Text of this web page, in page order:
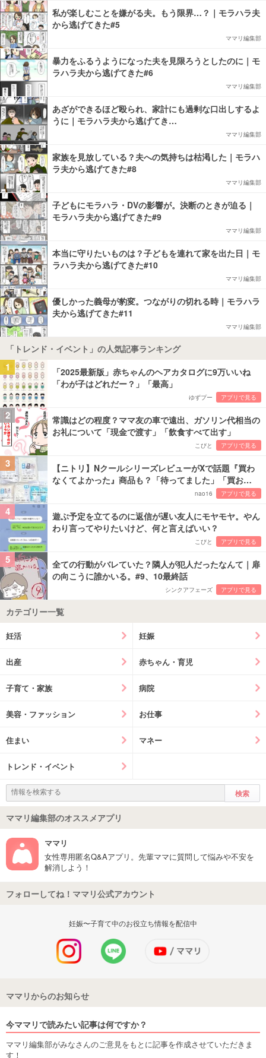
私が楽しむことを嫌がる夫。もう限界…？｜モラハラ夫
から逃げてきた#5
ママリ編集部
暴力をふるうようになった夫を見限ろうとしたのに｜モ
ラハラ夫から逃げてきた#6
ママリ編集部
あざができるほど殴られ、家計にも過剰な口出しするよ
うに｜モラハラ夫から逃げてき…
ママリ編集部
家族を見放している？夫への気持ちは枯渇した｜モラハ
ラ夫から逃げてきた#8
ママリ編集部
子どもにモラハラ・DVの影響が。決断のときが迫る｜
モラハラ夫から逃げてきた#9
ママリ編集部
本当に守りたいものは？子どもを連れて家を出た日｜モ
ラハラ夫から逃げてきた#10
ママリ編集部
優しかった義母が豹変。つながりの切れる時｜モラハラ
夫から逃げてきた#11
ママリ編集部
「トレンド・イベント」の人気記事ランキング
1
「2025最新版」赤ちゃんのヘアカタログに9万いいね
「わが子はどれだー？」「最高」
ゆずプー アプリで見る
2
常識はどの程度？ママ友の車で遠出、ガソリン代相当の
お礼について「現金で渡す」「飲食すべて出す」
こびと アプリで見る
3
【ニトリ】NクールシリーズレビューがXで話題『買わ
なくてよかった』商品も？「待ってました」「買お…
nao16 アプリで見る
4
遊ぶ予定を立てるのに返信が遅い友人にモヤモヤ。やん
わり言ってやりたいけど、何と言えばいい？
こびと アプリで見る
5
全ての行動がバレていた？隣人が犯人だったなんて｜扉
の向こうに誰かいる。#9、10最終話
シンクアフェーズ アプリで見る
カテゴリー一覧
妊活 妊娠
出産 赤ちゃん・育児
子育て・家族 病院
美容・ファッション お仕事
住まい マネー
トレンド・イベント
ママリ編集部のオススメアプリ
ママリ
女性専用匿名Q&Aアプリ。先輩ママに質問して悩みや不安を
解消しよう！
フォローしてね！ママリ公式アカウント
妊娠〜子育て中のお役立ち情報を配信中
ママリからのお知らせ
今ママリで読みたい記事は何ですか？
ママリ編集部がみなさんのご意見をもとに記事を作成させていただきま
す！